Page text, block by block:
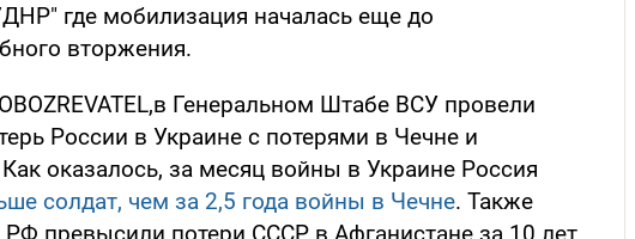
где мобилизация началась еще до
вторжения.
Генеральном Штабе ВСУ провели
России в Украине с потерями в Чечне и
оказалось, за месяц войны в Украине Россия
солдат, чем за 2,5 года войны в Чечне. Также